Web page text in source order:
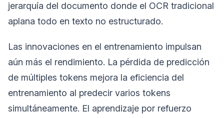
jerarquía del documento donde el OCR tradicional
aplana todo en texto no estructurado.
Las innovaciones en el entrenamiento impulsan
aún más el rendimiento. La pérdida de predicción
de múltiples tokens mejora la eficiencia del
entrenamiento al predecir varios tokens
simultáneamente. El aprendizaje por refuerzo